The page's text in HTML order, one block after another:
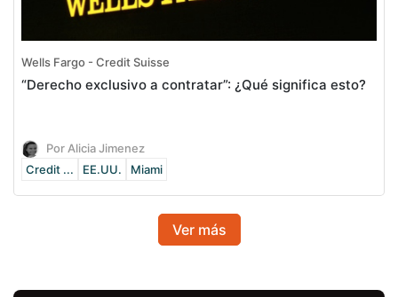
Wells Fargo - Credit Suisse
“Derecho exclusivo a contratar”: ¿Qué significa esto?
Por Alicia Jimenez
Credit ...
EE.UU. Miami
Ver más